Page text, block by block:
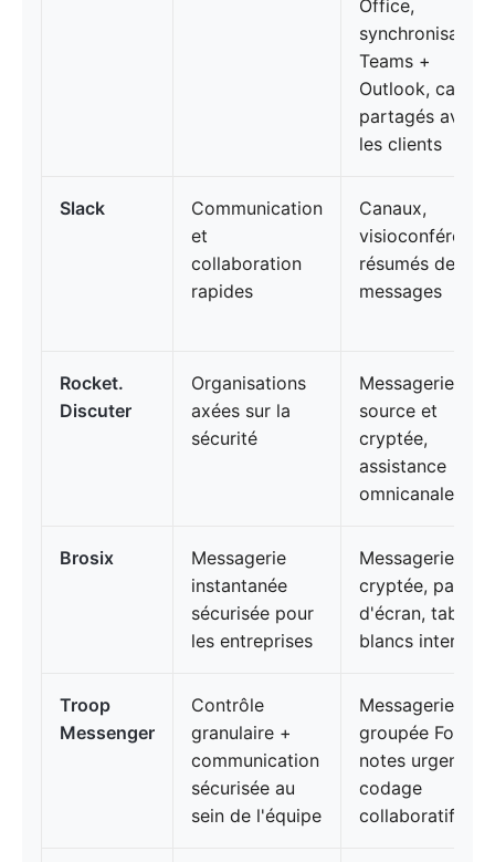
Office,
synchronisation
Teams +
Outlook, canaux
partagés avec
les clients
Slack
Communication
et
collaboration
rapides
Canaux,
résumés de
messages
Rocket.
Discuter
Organisations
axées sur la
sécurité
Messagerie
source et
cryptée,
assistance
omnicanale
Brosix
Messagerie
instantanée
sécurisée pour
les entreprises
Messagerie P2P
cryptée,
d'écran,
blancs
Troop
Messenger
Contrôle
granulaire +
communication
sécurisée au
sein de l'équipe
Messagerie
groupée
notes urgentes,
codage
collaboratif